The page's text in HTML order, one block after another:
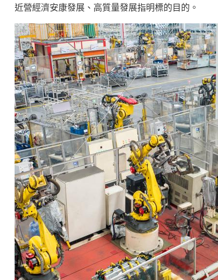
近營經濟安康發展、高質量發展指明標的目的。